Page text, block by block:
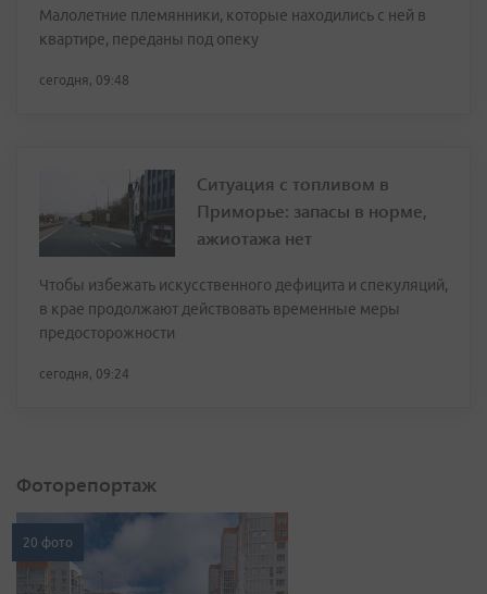
Малолетние племянники, которые находились с ней в
квартире, переданы под опеку
сегодня, 09:48
Ситуация с топливом в
Приморье: запасы в норме,
ажиотажа нет
Чтобы избежать искусственного дефицита и спекуляций,
в крае продолжают действовать временные меры
предосторожности
сегодня, 09:24
Фоторепортаж
20 фото